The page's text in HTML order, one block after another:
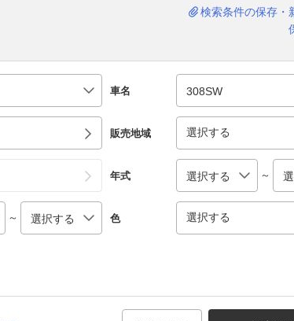
検索条件の保存・
車名
販売地域 選択する
年式 ～
～ 色 選択する